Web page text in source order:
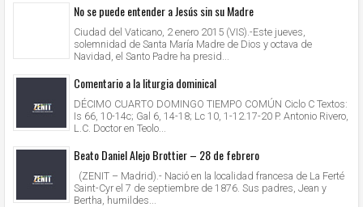
No se puede entender a Jesús sin su Madre
Ciudad del Vaticano, 2 enero 2015 (VIS).-Este jueves,
solemnidad de Santa María Madre de Dios y octava de
Navidad, el Santo Padre ha presid...
Comentario a la liturgia dominical
DÉCIMO CUARTO DOMINGO TIEMPO COMÚN Ciclo C Textos:
Is 66, 10-14c; Gal 6, 14-18; Lc 10, 1-12.17-20 P. Antonio Rivero,
L.C. Doctor en Teolo...
Beato Daniel Alejo Brottier – 28 de febrero
(ZENIT – Madrid).- Nació en la localidad francesa de La Ferté
Saint-Cyr el 7 de septiembre de 1876. Sus padres, Jean y
Bertha, humildes...